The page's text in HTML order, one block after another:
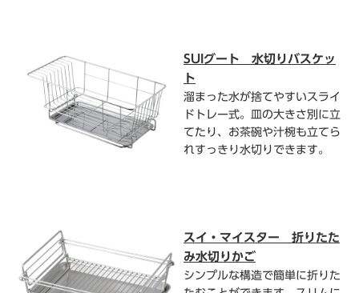
SUIグート 水切りバスケッ
ト
溜まった水が捨てやすいスライ
ドトレー式。皿の大きさ別に立
てたり、お茶碗や汁椀も立てら
れすっきり水切りできます。
スイ・マイスター 折りたた
み水切りかご
シンプルな構造で簡単に折りた